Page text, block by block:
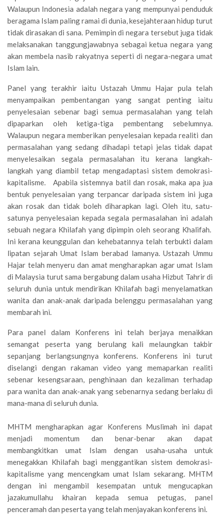
Walaupun Indonesia adalah negara yang mempunyai penduduk
beragama Islam paling ramai di dunia, kesejahteraan hidup turut
tidak dirasakan di sana. Pemimpin di negara tersebut juga tidak
melaksanakan tanggungjawabnya sebagai ketua negara yang
akan membela nasib rakyatnya seperti di negara-negara umat
Islam lain.
Panel yang terakhir iaitu Ustazah Ummu Hajar pula telah
menyampaikan pembentangan yang sangat penting iaitu
penyelesaian sebenar bagi semua permasalahan yang telah
dipaparkan oleh ketiga-tiga pembentang sebelumnya.
Walaupun negara memberikan penyelesaian kepada realiti dan
permasalahan yang sedang dihadapi tetapi jelas tidak dapat
menyelesaikan segala permasalahan itu kerana langkah-
langkah yang diambil tetap mengadaptasi sistem demokrasi-
kapitalisme. Apabila sistemnya batil dan rosak, maka apa jua
bentuk penyelesaian yang terpancar daripada sistem ini juga
akan rosak dan tidak boleh diharapkan lagi. Oleh itu, satu-
satunya penyelesaian kepada segala permasalahan ini adalah
sebuah negara Khilafah yang dipimpin oleh seorang Khalifah.
Ini kerana keunggulan dan kehebatannya telah terbukti dalam
lipatan sejarah Umat Islam berabad lamanya. Ustazah Ummu
Hajar telah menyeru dan amat mengharapkan agar umat Islam
di Malaysia turut sama bergabung dalam usaha Hizbut Tahrir di
seluruh dunia untuk mendirikan Khilafah bagi menyelamatkan
wanita dan anak-anak daripada belenggu permasalahan yang
membarah ini.
Para panel dalam Konferens ini telah berjaya menaikkan
semangat peserta yang berulang kali melaungkan takbir
sepanjang berlangsungnya konferens. Konferens ini turut
diselangi dengan rakaman video yang memaparkan realiti
sebenar kesengsaraan, penghinaan dan kezaliman terhadap
para wanita dan anak-anak yang sebenarnya sedang berlaku di
mana-mana di seluruh dunia.
MHTM mengharapkan agar Konferens Muslimah ini dapat
menjadi momentum dan benar-benar akan dapat
membangkitkan umat Islam dengan usaha-usaha untuk
menegakkan Khilafah bagi menggantikan sistem demokrasi-
kapitalisme yang mencengkam umat Islam sekarang. MHTM
dengan ini mengambil kesempatan untuk mengucapkan
jazakumullahu khairan kepada semua petugas, panel
penceramah dan peserta yang telah menjayakan konferens ini.